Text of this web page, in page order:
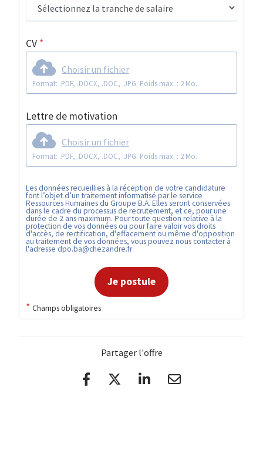
CV *
Choisir un fichier
Format: .PDF, .DOCX, .DOC, .JPG. Poids max. : 2 Mo.
Lettre de motivation
Choisir un fichier
Format: .PDF, .DOCX, .DOC, .JPG. Poids max. : 2 Mo.
Les données recueillies à la réception de votre candidature
font l’objet d’un traitement informatisé par le service
Ressources Humaines du Groupe B.A. Elles seront conservées
dans le cadre du processus de recrutement, et ce, pour une
durée de 2 ans maximum. Pour toute question relative à la
protection de vos données ou pour faire valoir vos droits
d'accès, de rectification, d'effacement ou même d'opposition
au traitement de vos données, vous pouvez nous contacter à
l'adresse dpo.ba@chezandre.fr
Je postule
* Champs obligatoires
Partager l'offre